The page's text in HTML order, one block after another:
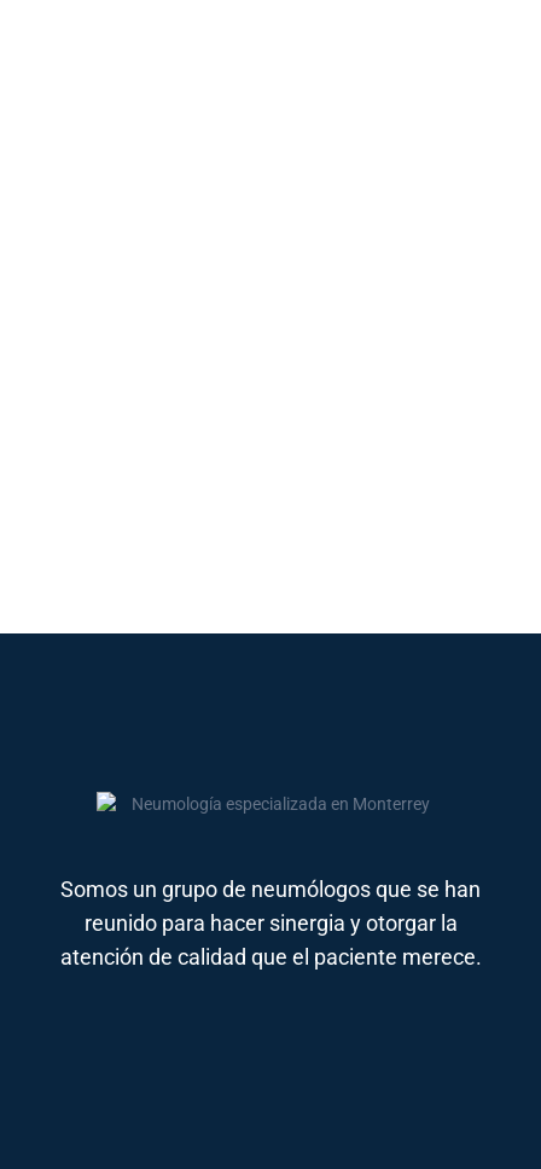
Somos un grupo de neumólogos que se han
reunido para hacer sinergia y otorgar la
atención de calidad que el paciente merece.